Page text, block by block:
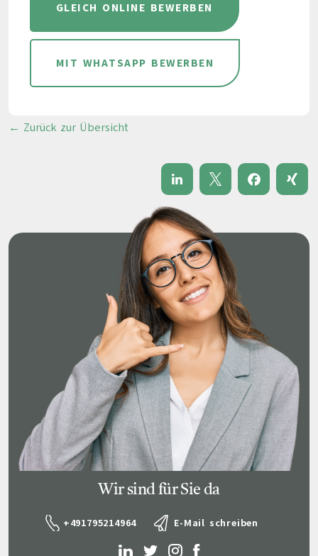
GLEICH ONLINE BEWERBEN
MIT WHATSAPP BEWERBEN
← Zurück zur Übersicht
Wir sind für Sie da
+491795214964 E-Mail schreiben